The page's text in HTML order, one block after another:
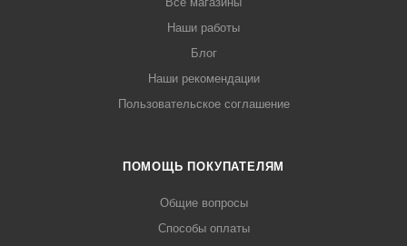
Наши работы
Блог
Наши рекомендации
Пользовательское соглашение
ПОМОЩЬ ПОКУПАТЕЛЯМ
Общие вопросы
Способы оплаты